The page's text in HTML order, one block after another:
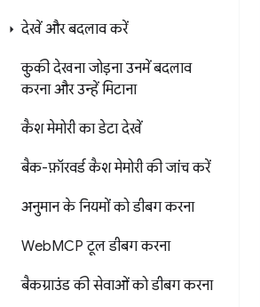
देखें और बदलाव करें
कुकी देखनाजोड़नाउनमें बदलाव
करनाऔर उन्हें मिटाना
कैश मेमोरी का डेटा देखें
बैक-फ़ॉरवर्ड कैश मेमोरी की जांच करें
अनुमान के नियमों को डीबग करना
WebMCP टूल डीबग करना
बैकग्राउंड की सेवाओं को डीबग करना